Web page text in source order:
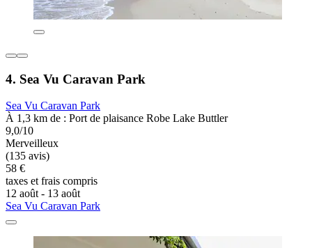
4. Sea Vu Caravan Park
Sea Vu Caravan Park
À 1,3 km de : Port de plaisance Robe Lake Buttler
9,0/10
Merveilleux
(135 avis)
58 €
taxes et frais compris
12 août - 13 août
Sea Vu Caravan Park